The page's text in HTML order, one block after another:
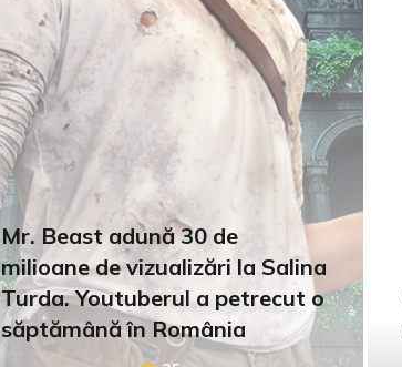
Mr. Beast adună 30 de
milioane de vizualizări la Salina
Turda. Youtuberul a petrecut o
săptămână în România